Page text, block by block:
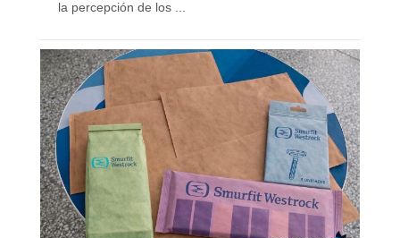
la percepción de los ...